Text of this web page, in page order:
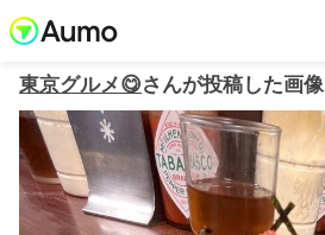
東京グルメ😋さんが投稿した画像